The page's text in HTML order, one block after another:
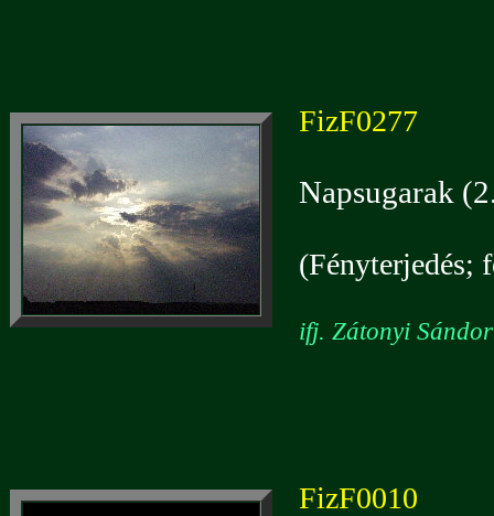
FizF0277
Napsugarak
(Fényterjedés;
ifj. Zátonyi
FizF0010